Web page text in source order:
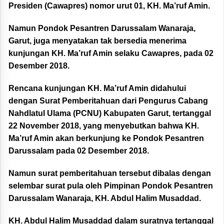
Presiden (Cawapres) nomor urut 01, KH. Ma’ruf Amin.
Namun Pondok Pesantren Darussalam Wanaraja,
Garut, juga menyatakan tak bersedia menerima
kunjungan KH. Ma’ruf Amin selaku Cawapres, pada 02
Desember 2018.
Rencana kunjungan KH. Ma’ruf Amin didahului
dengan Surat Pemberitahuan dari Pengurus Cabang
Nahdlatul Ulama (PCNU) Kabupaten Garut, tertanggal
22 November 2018, yang menyebutkan bahwa KH.
Ma’ruf Amin akan berkunjung ke Pondok Pesantren
Darussalam pada 02 Desember 2018.
Namun surat pemberitahuan tersebut dibalas dengan
selembar surat pula oleh Pimpinan Pondok Pesantren
Darussalam Wanaraja, KH. Abdul Halim Musaddad.
KH. Abdul Halim Musaddad dalam suratnya tertanggal